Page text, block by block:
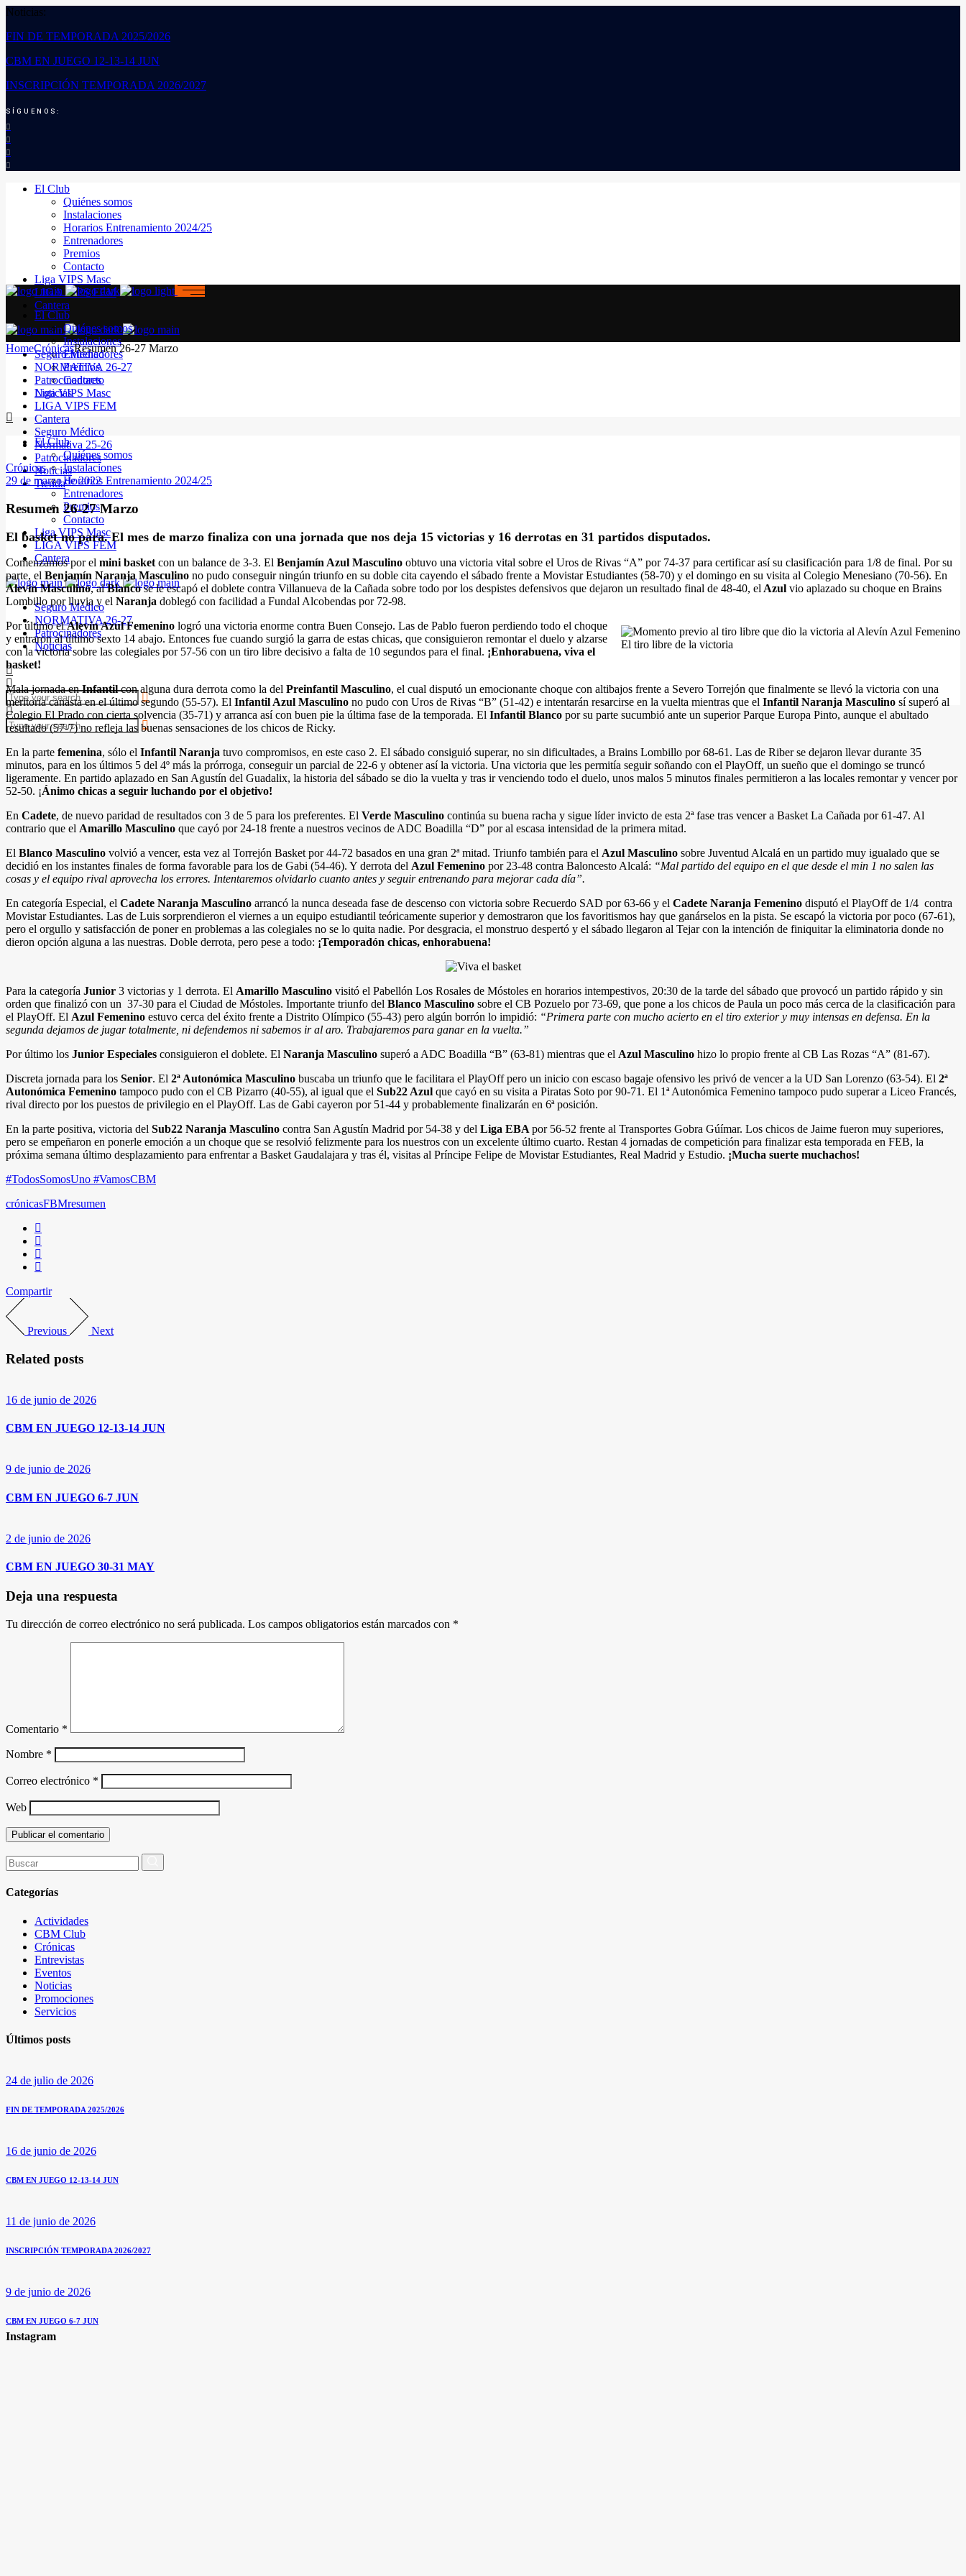
Noticias:
FIN DE TEMPORADA 2025/2026
CBM EN JUEGO 12-13-14 JUN
INSCRIPCIÓN TEMPORADA 2026/2027
SÍGUENOS:
El Club
Quiénes somos
Instalaciones
Horarios Entrenamiento 2024/25
Entrenadores
Premios
Contacto
Liga VIPS Masc
LIGA VIPS FEM
Cantera
Seguro Médico
NORMATIVA 26-27
Patrocinadores
Noticias
El Club
Quiénes somos
Instalaciones
Horarios Entrenamiento 2024/25
Entrenadores
Premios
Contacto
Liga VIPS Masc
LIGA VIPS FEM
Cantera
Seguro Médico
NORMATIVA 26-27
Patrocinadores
Noticias
El Club
Quiénes somos
Instalaciones
Entrenadores
Premios
Contacto
Liga VIPS Masc
LIGA VIPS FEM
Cantera
Seguro Médico
Normativa 25-26
Patrocinadores
Noticias
Tienda
HomeCrónicasResumen 26-27 Marzo
Crónicas
29 de marzo de 2022
Resumen 26-27 Marzo
El basket no para. El mes de marzo finaliza con una jornada que nos deja 15 victorias y 16 derrotas en 31 partidos disputados.
Comenzamos por el mini basketcon un balance de 3-3. El Benjamín Azul Masculino obtuvo una victoria vital sobre el Uros de Rivas “A” por 74-37 para certificar así su clasificación para 1/8 de final. Por su
parte, el Benjamín Naranja Masculino no pudo conseguir ningún triunfo en su doble cita cayendo el sábado frente a Movistar Estudiantes (58-70) y el domingo en su visita al Colegio Menesiano (70-56). En
Alevín Masculino, alBlancose le escapó el doblete contra Villanueva de la Cañada sobre todo por los despistes defensivos que dejaron un resultado final de 48-40, elAzul vio aplazado su choque en Brains
Lombillo por lluvia y el Naranja doblegó con facilidad a Fundal Alcobendas por 72-98.
El tiro libre de la victoria
Por último elAlevín Azul Femenino logró una victoria enorme contra Buen Consejo. Las de Pablo fueron perdiendo todo el choque
y entraron al último sexto 14 abajo. Entonces fue cuando surgió la garra de estas chicas, que consiguieron remontar el duelo y alzarse
con la victoria sobre las colegiales por 57-56 con un tiro libre decisivo a falta de 10 segundos para el final. ¡Enhorabuena, viva el
basket!
Mala jornada enInfantilcon alguna dura derrota como la del Preinfantil Masculino, el cual disputó un emocionante choque con altibajos frente a Severo Torrejón que finalmente se llevó la victoria con una
meritoria canasta en el último segundo (55-57). El Infantil Azul Masculino no pudo con Uros de Rivas “B” (51-42) e intentarán resarcirse en la vuelta mientras que el Infantil Naranja Masculino sí superó al
Colegio El Prado con cierta solvencia (35-71) y arranca así con buen pie la última fase de la temporada. El Infantil Blanco por su parte sucumbió ante un superior Parque Europa Pinto, aunque el abultado
resultado (57-7) no refleja las buenas sensaciones de los chicos de Ricky.
En la parte femenina, sólo el Infantil Naranja tuvo compromisos, en este caso 2. El sábado consiguió superar, no sin dificultades, a Brains Lombillo por 68-61. Las de Riber se dejaron llevar durante 35
minutos, para en los últimos 5 del 4º más la prórroga, conseguir un parcial de 22-6 y obtener así la victoria. Una victoria que les permitía seguir soñando con el PlayOff, un sueño que el domingo se truncó
ligeramente. En partido aplazado en San Agustín del Guadalix, la historia del sábado se dio la vuelta y tras ir venciendo todo el duelo, unos malos 5 minutos finales permitieron a las locales remontar y vencer por
52-50. ¡Ánimo chicas a seguir luchando por el objetivo!
En Cadete, de nuevo paridad de resultados con 3 de 5 para los preferentes. El Verde Masculino continúa su buena racha y sigue líder invicto de esta 2ª fase tras vencer a Basket La Cañada por 61-47. Al
contrario que el Amarillo Masculino que cayó por 24-18 frente a nuestros vecinos de ADC Boadilla “D” por al escasa intensidad de la primera mitad.
El Blanco Masculino volvió a vencer, esta vez al Torrejón Basket por 44-72 basados en una gran 2ª mitad. Triunfo también para el Azul Masculino sobre Juventud Alcalá en un partido muy igualado que se
decidió en los instantes finales de forma favorable para los de Gabi (54-46). Y derrota del Azul Femenino por 23-48 contra Baloncesto Alcalá: “Mal partido del equipo en el que desde el min 1 no salen las
cosas y el equipo rival aprovecha los errores. Intentaremos olvidarlo cuanto antes y seguir entrenando para mejorar cada día”.
En categoría Especial, el Cadete Naranja Masculino arrancó la nunca deseada fase de descenso con victoria sobre Recuerdo SAD por 63-66 y el Cadete Naranja Femenino disputó el PlayOff de 1/4 contra
Movistar Estudiantes. Las de Luis sorprendieron el viernes a un equipo estudiantil teóricamente superior y demostraron que los favoritismos hay que ganárselos en la pista. Se escapó la victoria por poco (67-61),
pero el orgullo y satisfacción de poner en problemas a las colegiales no se lo quita nadie. Por desgracia, el monstruo despertó y el sábado llegaron al Tejar con la intención de finiquitar la eliminatoria donde no
dieron opción alguna a las nuestras. Doble derrota, pero pese a todo: ¡Temporadón chicas, enhorabuena!
Para la categoría Junior 3 victorias y 1 derrota. El Amarillo Masculino visitó el Pabellón Los Rosales de Móstoles en horarios intempestivos, 20:30 de la tarde del sábado que provocó un partido rápido y sin
orden que finalizó con un 37-30 para el Ciudad de Móstoles. Importante triunfo del Blanco Masculino sobre el CB Pozuelo por 73-69, que pone a los chicos de Paula un poco más cerca de la clasificación para
el PlayOff. El Azul Femenino estuvo cerca del éxito frente a Distrito Olímpico (55-43) pero algún borrón lo impidió: “Primera parte con mucho acierto en el tiro exterior y muy intensas en defensa. En la
segunda dejamos de jugar totalmente, ni defendemos ni sabemos ir al aro. Trabajaremos para ganar en la vuelta.”
Por último los Junior Especiales consiguieron el doblete. El Naranja Masculino superó a ADC Boadilla “B” (63-81) mientras que el Azul Masculino hizo lo propio frente al CB Las Rozas “A” (81-67).
Discreta jornada para los Senior. El 2ª Autonómica Masculino buscaba un triunfo que le facilitara el PlayOff pero un inicio con escaso bagaje ofensivo les privó de vencer a la UD San Lorenzo (63-54). El 2ª
Autonómica Femenino tampoco pudo con el CB Pizarro (40-55), al igual que el Sub22 Azul que cayó en su visita a Piratas Soto por 90-71. El 1ª Autonómica Femenino tampoco pudo superar a Liceo Francés,
rival directo por los puestos de privilegio en el PlayOff. Las de Gabi cayeron por 51-44 y probablemente finalizarán en 6ª posición.
En la parte positiva, victoria del Sub22 Naranja Masculino contra San Agustín Madrid por 54-38 y del Liga EBApor 56-52 frente al Transportes Gobra Gúímar. Los chicos de Jaime fueron muy superiores,
pero se empeñaron en ponerle emoción a un choque que se resolvió felizmente para los nuestros con un excelente último cuarto. Restan 4 jornadas de competición para finalizar esta temporada en FEB, la
próxima semana último desplazamiento para enfrentar a Basket Gaudalajara y tras él, visitas al Príncipe Felipe de Movistar Estudiantes, Real Madrid y Estudio. ¡Mucha suerte muchachos!
#TodosSomosUno #VamosCBM
crónicasFBMresumen
Compartir
Previous Next
Related posts
16 de junio de 2026
CBM EN JUEGO 12-13-14 JUN
9 de junio de 2026
CBM EN JUEGO 6-7 JUN
2 de junio de 2026
CBM EN JUEGO 30-31 MAY
Deja una respuesta
Tu dirección de correo electrónico no será publicada. Los campos obligatorios están marcados con *
Comentario *
Nombre *
Correo electrónico *
Web
Buscar
por:
Categorías
Actividades
CBM Club
Crónicas
Entrevistas
Eventos
Noticias
Promociones
Servicios
Últimos posts
24 de julio de 2026
FIN DE TEMPORADA 2025/2026
16 de junio de 2026
CBM EN JUEGO 12-13-14 JUN
11 de junio de 2026
INSCRIPCIÓN TEMPORADA 2026/2027
9 de junio de 2026
CBM EN JUEGO 6-7 JUN
Instagram